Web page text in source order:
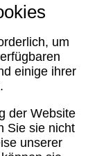
um
einige ihrer
der Website
Sie sie nicht
unserer